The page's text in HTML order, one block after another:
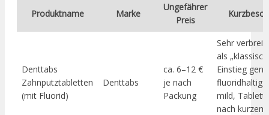
Produktname Marke
Ungefährer
Preis
Denttabs
Zahnputztabletten
(mit Fluorid)
Denttabs
ca. 6–12 €
je nach
Packung
Sehr
als
Einstieg
fluoridhaltig,
mild,
nach kurzem